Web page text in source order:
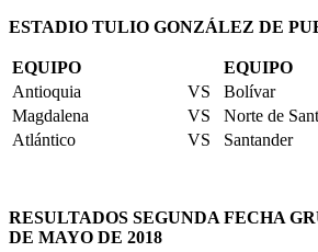
ESTADIO TULIO GONZÁLEZ DE
EQUIPO EQUIPO
Antioquia
VS Bolívar
Magdalena
VS Norte de
Atlántico
VS Santander
RESULTADOS SEGUNDA FECHA
DE MAYO DE 2018